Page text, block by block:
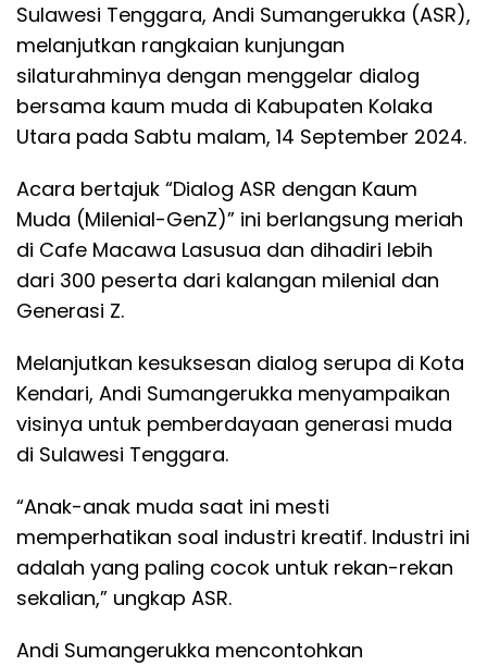
Sulawesi Tenggara, Andi Sumangerukka (ASR),
melanjutkan rangkaian kunjungan
silaturahminya dengan menggelar dialog
bersama kaum muda di Kabupaten Kolaka
Utara pada Sabtu malam, 14 September 2024.
Acara bertajuk “Dialog ASR dengan Kaum
Muda (Milenial-GenZ)” ini berlangsung meriah
di Cafe Macawa Lasusua dan dihadiri lebih
dari 300 peserta dari kalangan milenial dan
Generasi Z.
Melanjutkan kesuksesan dialog serupa di Kota
Kendari, Andi Sumangerukka menyampaikan
visinya untuk pemberdayaan generasi muda
di Sulawesi Tenggara.
“Anak-anak muda saat ini mesti
memperhatikan soal industri kreatif. Industri ini
adalah yang paling cocok untuk rekan-rekan
sekalian,” ungkap ASR.
Andi Sumangerukka mencontohkan